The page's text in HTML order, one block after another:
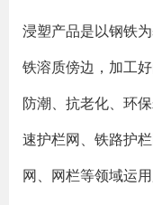
浸塑产品是以钢铁
铁溶质傍边，加工
防潮、抗老化、环
速护栏网、铁路护
网、网栏等领域运用